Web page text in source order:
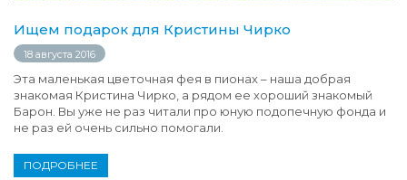
Ищем подарок для Кристины Чирко
18 августа 2016
Эта маленькая цветочная фея в пионах – наша добрая
знакомая Кристина Чирко, а рядом ее хороший знакомый
Барон. Вы уже не раз читали про юную подопечную фонда и
не раз ей очень сильно помогали.
ПОДРОБНЕЕ